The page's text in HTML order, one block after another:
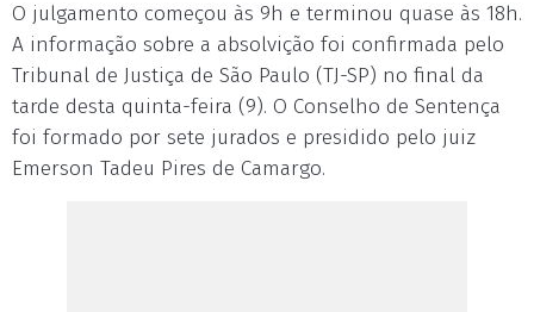
O julgamento começou às 9h e terminou quase às 18h.
A informação sobre a absolvição foi confirmada pelo
Tribunal de Justiça de São Paulo (TJ-SP) no final da
tarde desta quinta-feira (9). O Conselho de Sentença
foi formado por sete jurados e presidido pelo juiz
Emerson Tadeu Pires de Camargo.